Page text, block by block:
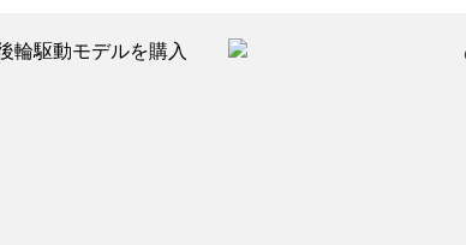
輪駆動モデルを購入